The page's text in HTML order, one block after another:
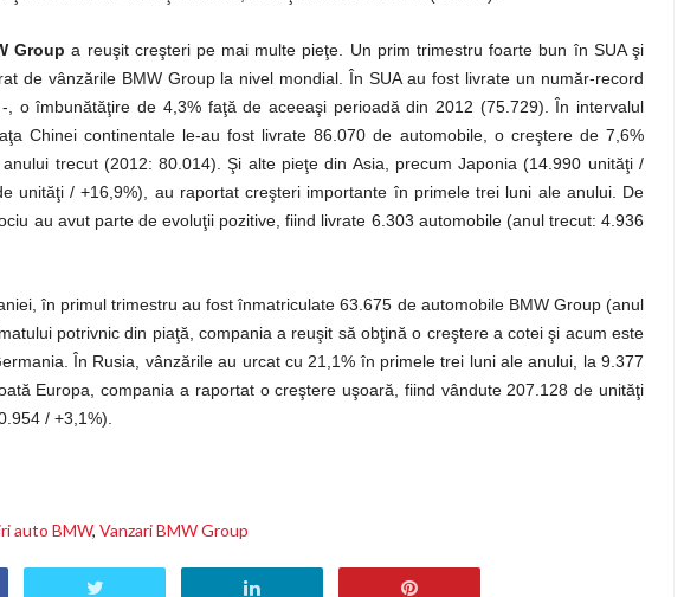
Group a reuşit creşteri pe mai multe pieţe. Un prim trimestru foarte bun în SUA şi
de vânzările BMW Group la nivel mondial. În SUA au fost livrate un număr-record
o îmbunătăţire de 4,3% faţă de aceeaşi perioadă din 2012 (75.729). În intervalul
Chinei continentale le-au fost livrate 86.070 de automobile, o creştere de 7,6%
trecut (2012: 80.014). Şi alte pieţe din Asia, precum Japonia (14.990 unităţi /
unităţi / +16,9%), au raportat creşteri importante în primele trei luni ale anului. De
au avut parte de evoluţii pozitive, fiind livrate 6.303 automobile (anul trecut: 4.936
în primul trimestru au fost înmatriculate 63.675 de automobile BMW Group (anul
potrivnic din piaţă, compania a reuşit să obţină o creştere a cotei şi acum este
În Rusia, vânzările au urcat cu 21,1% în primele trei luni ale anului, la 9.377
Europa, compania a raportat o creştere uşoară, fiind vândute 207.128 de unităţi
/ +3,1%).
auto BMW, Vanzari BMW Group